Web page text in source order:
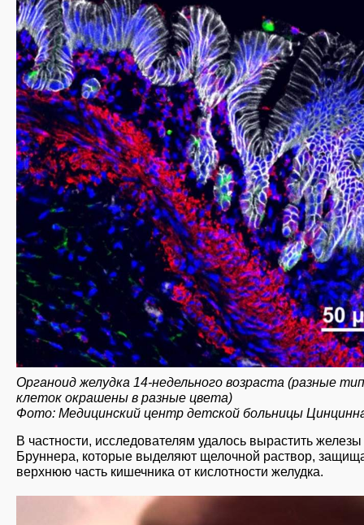
Органоид желудка 14-недельного возраста (разные
клеток окрашены в разные цвета)
Фото: Медицинский центр детской больницы
В частности, исследователям удалось вырастить железы
Бруннера, которые выделяют щелочной раствор,
верхнюю часть кишечника от кислотности желудка.